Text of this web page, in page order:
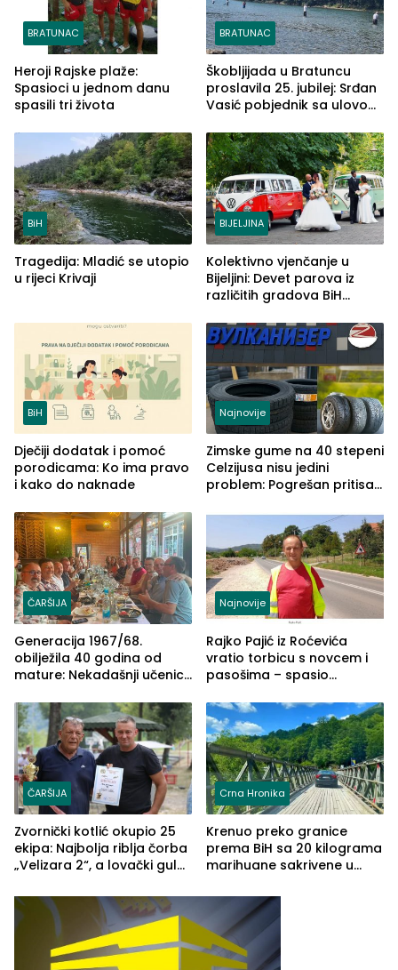
BRATUNAC
Heroji Rajske plaže:
Spasioci u jednom danu
spasili tri života
BRATUNAC
Škobljijada u Bratuncu
proslavila 25. jubilej: Srđan
Vasić pobjednik sa ulovom
BiH
Tragedija: Mladić se utopio
u rijeci Krivaji
BIJELJINA
Kolektivno vjenčanje u
Bijeljini: Devet parova iz
različitih gradova BiH
BiH
Dječiji dodatak i pomoć
porodicama: Ko ima pravo
i kako do naknade
Najnovije
Zimske gume na 40 stepeni
Celzijusa nisu jedini
problem: Pogrešan pritisak
ČARŠIJA
Generacija 1967/68.
obilježila 40 godina od
mature: Nekadašnji učenici
(FOTO)
Najnovije
Rajko Pajić iz Roćevića
vratio torbicu s novcem i
pasošima – spasio
Grčkoj
ČARŠIJA
Zvornički kotlić okupio 25
ekipa: Najbolja riblja čorba
„Velizara 2“, a lovački gulaš
Crna Hronika
Krenuo preko granice
prema BiH sa 20 kilograma
marihuane sakrivene u